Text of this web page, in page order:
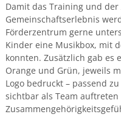
Damit das Training und
Gemeinschaftserlebnis
Förderzentrum gerne
Kinder eine Musikbox, mit
konnten. Zusätzlich gab es
Orange und Grün, jeweils
Logo bedruckt – passend
sichtbar als Team